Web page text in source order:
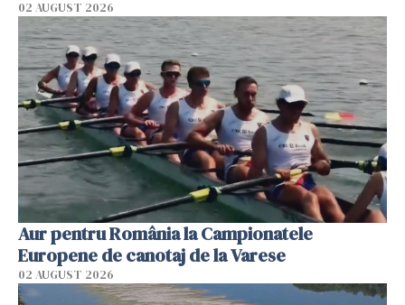
02 AUGUST 2026
Aur pentru România la Campionatele
Europene de canotaj de la Varese
02 AUGUST 2026